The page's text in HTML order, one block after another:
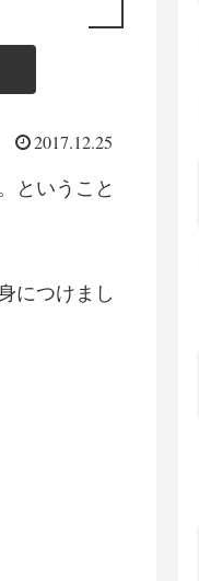
2017.12.25
ということ
につけまし